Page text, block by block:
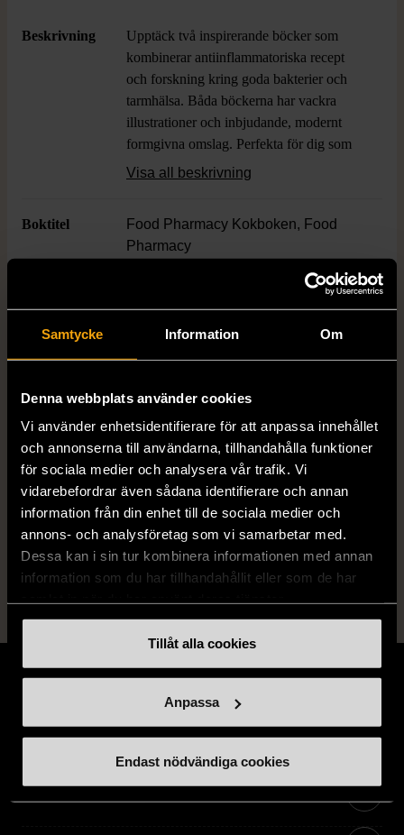
Samtycke Information Om
Denna webbplats använder cookies
Vi använder enhetsidentifierare för att anpassa innehållet
och annonserna till användarna, tillhandahålla funktioner
för sociala medier och analysera vår trafik. Vi
vidarebefordrar även sådana identifierare och annan
information från din enhet till de sociala medier och
annons- och analysföretag som vi samarbetar med.
Dessa kan i sin tur kombinera informationen med annan
information som du har tillhandahållit eller som de har
Tillåt alla cookies
Anpassa
Endast nödvändiga cookies
Beskrivning
Upptäck två inspirerande böcker som
kombinerar antiinflammatoriska recept
och forskning kring goda bakterier och
tarmhälsa. Båda böckerna har vackra
illustrationer och inbjudande, modernt
formgivna omslag. Perfekta för dig som
gillar smart mat med ett fräscht och
köket.
Visa all beskrivning
Boktitel
Food Pharmacy Kokboken, Food
Pharmacy
Skick Mycket gott skick
Produkten är sparsamt använd, är av fin
kvalitet och ska inte ha några skador eller
förslitningar.
Läs mer om hur vi bedömer
Stöd oss